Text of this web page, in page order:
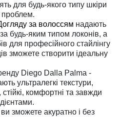
для будь-якого типу шкіри
проблем.
за волоссям надають
будь-яким типом локонів, а
для професійного стайлінгу
зможете створити ідеальну
Diego Dalla Palma -
ультралегкі текстури,
комфортні та завжди
ви зможете акуратно і без